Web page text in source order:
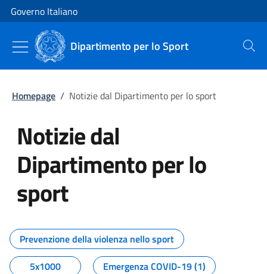
Vai al contenuto
Vai alla navigazione del sito
Governo Italiano
Dipartimento per lo Sport Cerca
Homepage / Notizie dal Dipartimento per lo sport
Notizie dal
Dipartimento per lo
sport
Tutti i contenuti della pagina
Prevenzione della violenza nello sport
5x1000
Emergenza COVID-19 (1)